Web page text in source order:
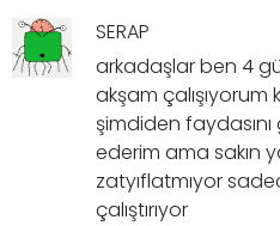
SERAP
arkadaşlar ben 4
akşam
şimdiden
ederim ama sakın
zatyıflatmıyor
çalıştırıyor